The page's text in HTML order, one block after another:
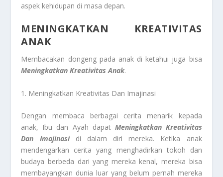
aspek kehidupan di masa depan.
MENINGKATKAN KREATIVITAS
ANAK
Membacakan dongeng pada anak di ketahui juga bisa
Meningkatkan Kreativitas Anak.
1. Meningkatkan Kreativitas Dan Imajinasi
Dengan membaca berbagai cerita menarik kepada
anak, Ibu dan Ayah dapat Meningkatkan Kreativitas
Dan Imajinasidi dalam diri mereka. Ketika anak
mendengarkan cerita yang menghadirkan tokoh dan
budaya berbeda dari yang mereka kenal, mereka bisa
membayangkan dunia luar yang belum pernah mereka